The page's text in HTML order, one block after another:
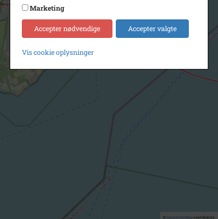
© OpenStreetMapcontributors.
Marketing
Accepter nødvendige Accepter valgte
Vis cookie oplysninger